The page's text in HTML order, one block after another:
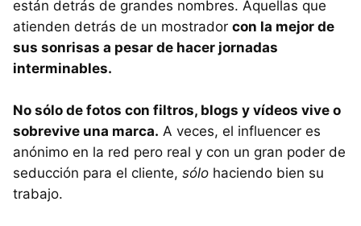
están detrás de grandes nombres. Aquellas que
atienden detrás de un mostrador con la mejor de
sus sonrisas a pesar de hacer jornadas
interminables.
No sólo de fotos con filtros, blogs y vídeos vive o
sobrevive una marca. A veces, el influencer es
anónimo en la red pero real y con un gran poder de
seducción para el cliente, sólo haciendo bien su
trabajo.